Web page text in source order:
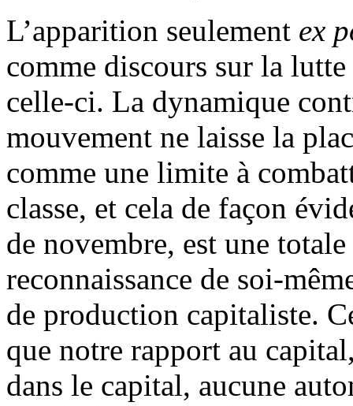
L’apparition seulement ex
comme discours sur la
celle-ci. La dynamique
mouvement ne laisse la
comme une limite à
classe, et cela de façon
de novembre, est une
reconnaissance de soi-
de production capitaliste.
que notre rapport au
dans le capital, aucune